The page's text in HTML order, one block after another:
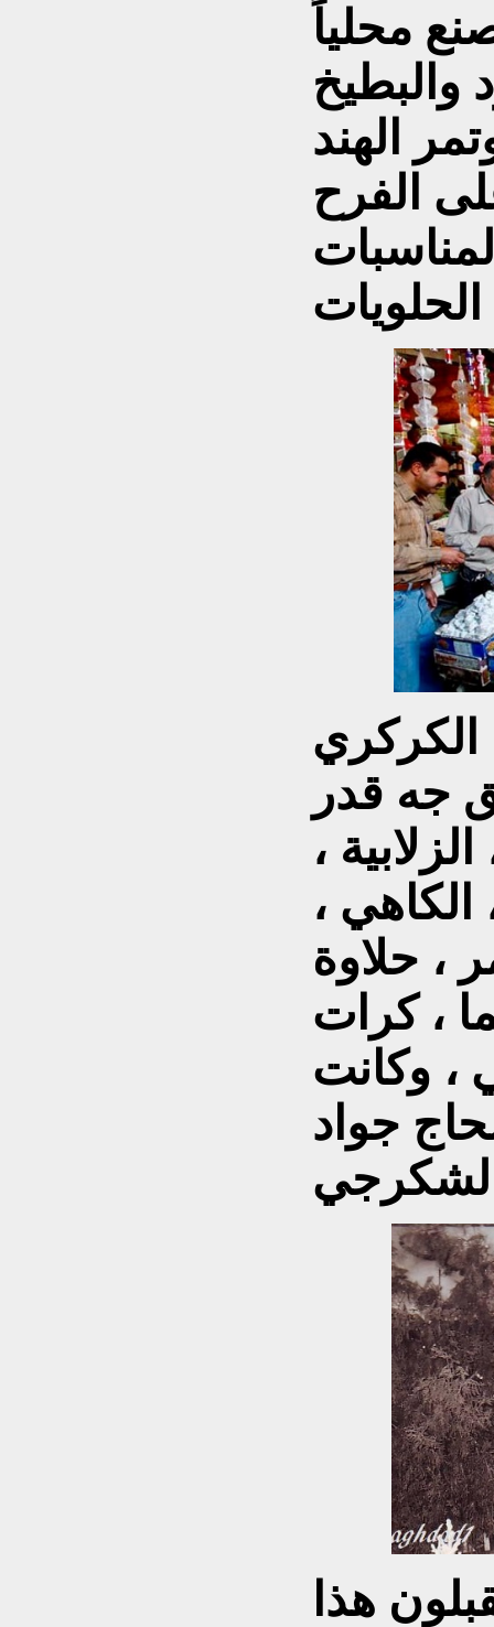
محلياً
والبطيخ
الهند
الفرح
الكركري
جه قدر
،
الكاهي ،
، حلاوة
، كرات
، وكانت
جواد
هذا